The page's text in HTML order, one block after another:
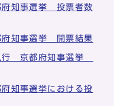
知事選挙 投票者数
知事選挙 開票結果
行 京都府知事選挙
知事選挙における投